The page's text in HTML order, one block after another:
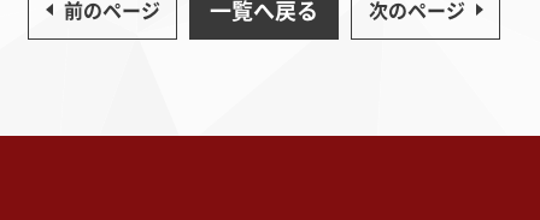
前のページ 一覧へ戻る 次のページ